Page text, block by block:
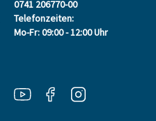
0741 206770-00
Telefonzeiten:
Mo-Fr: 09:00 - 12:00 Uhr